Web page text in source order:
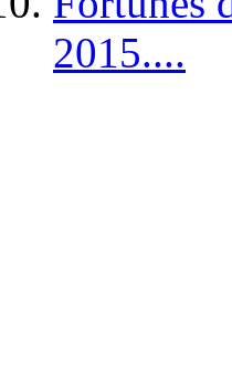
2015....